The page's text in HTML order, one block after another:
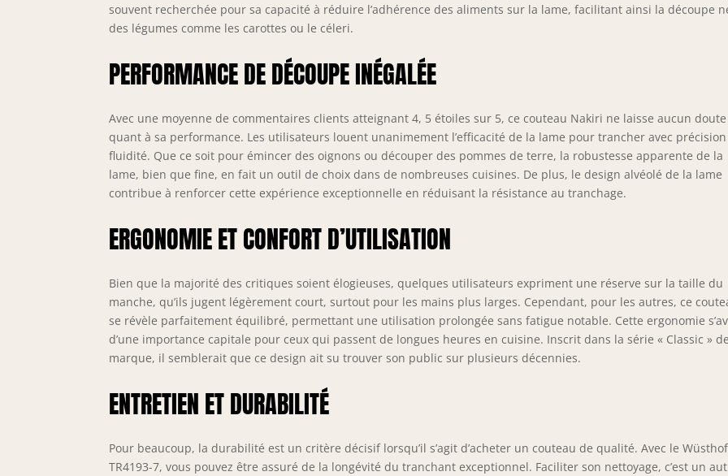
souvent recherchée pour sa capacité à réduire l’adhérence des aliments sur la lame, facilitant ainsi la découpe
des légumes comme les carottes ou le céleri.
PERFORMANCE DE DÉCOUPE INÉGALÉE
Avec une moyenne de commentaires clients atteignant 4, 5 étoiles sur 5, ce couteau Nakiri ne laisse aucun doute
quant à sa performance. Les utilisateurs louent unanimement l’efficacité de la lame pour trancher avec
fluidité. Que ce soit pour émincer des oignons ou découper des pommes de terre, la robustesse apparente de la
lame, bien que fine, en fait un outil de choix dans de nombreuses cuisines. De plus, le design alvéolé de la lame
contribue à renforcer cette expérience exceptionnelle en réduisant la résistance au tranchage.
ERGONOMIE ET CONFORT D’UTILISATION
Bien que la majorité des critiques soient élogieuses, quelques utilisateurs expriment une réserve sur la taille du
manche, qu’ils jugent légèrement court, surtout pour les mains plus larges. Cependant, pour les autres, ce
se révèle parfaitement équilibré, permettant une utilisation prolongée sans fatigue notable. Cette ergonomie
d’une importance capitale pour ceux qui passent de longues heures en cuisine. Inscrit dans la série « Classic »
marque, il semblerait que ce design ait su trouver son public sur plusieurs décennies.
ENTRETIEN ET DURABILITÉ
Pour beaucoup, la durabilité est un critère décisif lorsqu’il s’agit d’acheter un couteau de qualité. Avec le Wüsthof
TR4193-7, vous pouvez être assuré de la longévité du tranchant exceptionnel. Faciliter son nettoyage, c’est un